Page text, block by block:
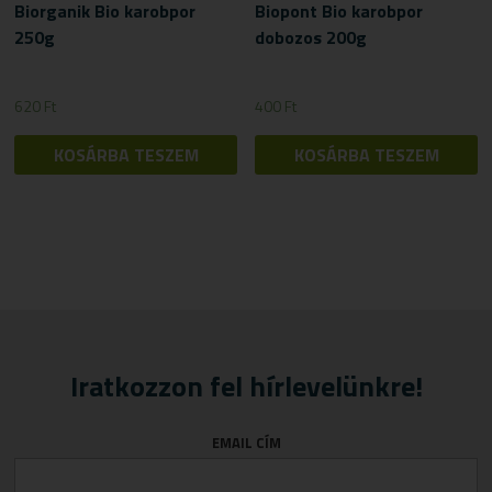
Biorganik Bio karobpor
250g
620Ft
KOSÁRBA TESZEM
Biopont Bio karobpor
dobozos 200g
400Ft
KOSÁRBA TESZEM
Iratkozzon fel hírlevelünkre!
EMAIL CÍM